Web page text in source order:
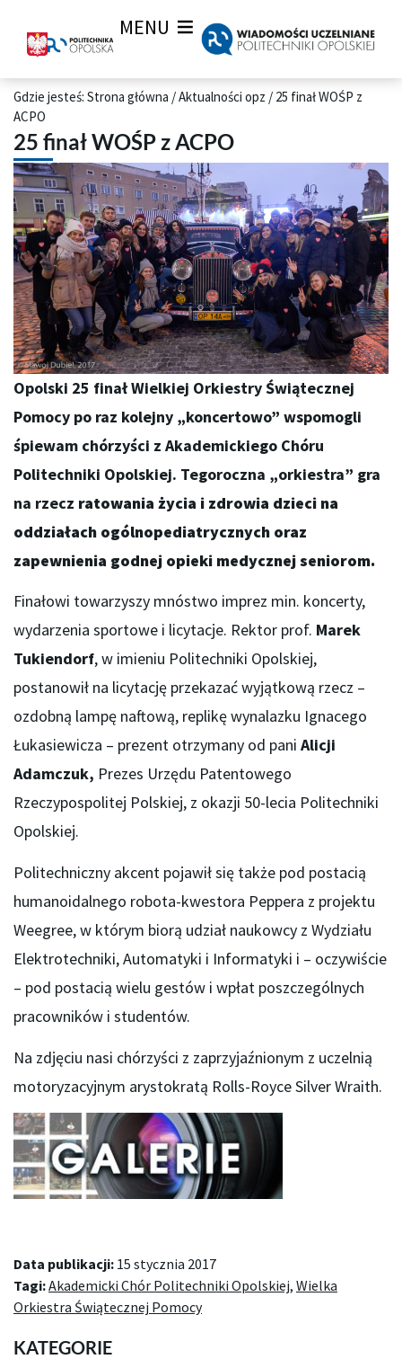
MENU
Gdzie jesteś: Strona główna /Aktualności opz / 25 finał WOŚP z
ACPO
25 finał WOŚP z ACPO
Opolski 25 finał Wielkiej Orkiestry Świątecznej
Pomocy po raz kolejny „koncertowo” wspomogli
śpiewam chórzyści z Akademickiego Chóru
Politechniki Opolskiej. Tegoroczna „orkiestra” gra
na rzecz ratowania życia i zdrowia dzieci na
oddziałach ogólnopediatrycznych oraz
zapewnienia godnej opieki medycznej seniorom.
Finałowi towarzyszy mnóstwo imprez min. koncerty,
wydarzenia sportowe i licytacje. Rektor prof. Marek
Tukiendorf, w imieniu Politechniki Opolskiej,
postanowił na licytację przekazać wyjątkową rzecz –
ozdobną lampę naftową, replikę wynalazku Ignacego
Łukasiewicza – prezent otrzymany od pani Alicji
Adamczuk, Prezes Urzędu Patentowego
Rzeczypospolitej Polskiej, z okazji 50-lecia Politechniki
Opolskiej.
Politechniczny akcent pojawił się także pod postacią
humanoidalnego robota-kwestora Peppera z projektu
Weegree, w którym biorą udział naukowcy z Wydziału
Elektrotechniki, Automatyki i Informatyki i – oczywiście
– pod postacią wielu gestów i wpłat poszczególnych
pracowników i studentów.
Na zdjęciu nasi chórzyści z zaprzyjaźnionym z uczelnią
motoryzacyjnym arystokratą Rolls-Royce Silver Wraith.
Data publikacji: 15 stycznia 2017
Tagi:Akademicki Chór Politechniki Opolskiej, Wielka
Orkiestra Świątecznej Pomocy
KATEGORIE